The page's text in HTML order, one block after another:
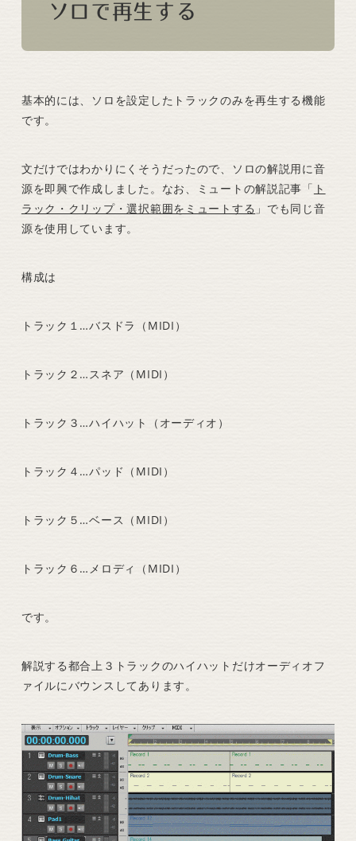
ソロで再生する
基本的には、ソロを設定したトラックのみを再生する機能
です。
文だけではわかりにくそうだったので、ソロの解説用に音
源を即興で作成しました。なお、ミュートの解説記事「 ト
ラック・クリップ・選択範囲をミュートする 」でも同じ音
源を使用しています。
構成は
トラック１…バスドラ（MIDI）
トラック２…スネア（MIDI）
トラック３…ハイハット（オーディオ）
トラック４…パッド（MIDI）
トラック５…ベース（MIDI）
トラック６…メロディ（MIDI）
です。
解説する都合上３トラックのハイハットだけオーディオフ
ァイルにバウンスしてあります。